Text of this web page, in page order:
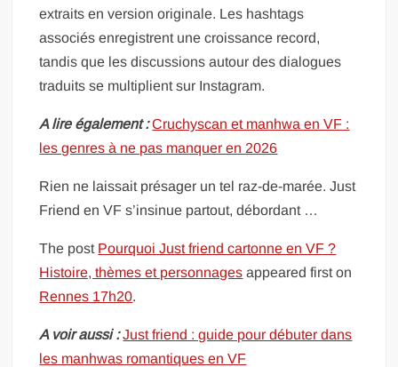
extraits en version originale. Les hashtags
associés enregistrent une croissance record,
tandis que les discussions autour des dialogues
traduits se multiplient sur Instagram.
A lire également : Cruchyscan et manhwa en VF :
les genres à ne pas manquer en 2026
Rien ne laissait présager un tel raz-de-marée. Just
Friend en VF s’insinue partout, débordant …
The post Pourquoi Just friend cartonne en VF ?
Histoire, thèmes et personnages appeared first on
Rennes 17h20.
A voir aussi : Just friend : guide pour débuter dans
les manhwas romantiques en VF